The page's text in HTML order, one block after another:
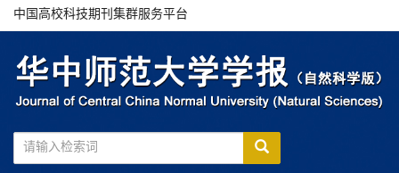
中国高校科技期刊集群服务平台